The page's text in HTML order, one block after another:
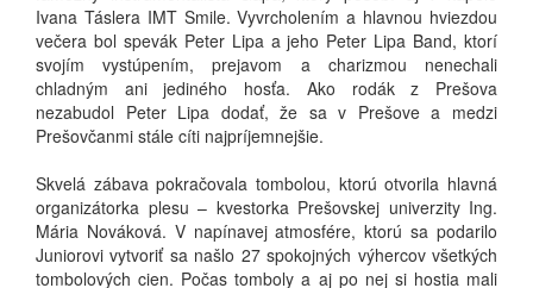
Ivana Táslera IMT Smile. Vyvrcholením a hlavnou hviezdou
večera bol spevák Peter Lipa a jeho Peter Lipa Band, ktorí
svojím vystúpením, prejavom a charizmou nenechali
chladným ani jediného hosťa. Ako rodák z Prešova
nezabudol Peter Lipa dodať, že sa v Prešove a medzi
Prešovčanmi stále cíti najpríjemnejšie.
Skvelá zábava pokračovala tombolou, ktorú otvorila hlavná
organizátorka plesu – kvestorka Prešovskej univerzity Ing.
Mária Nováková. V napínavej atmosfére, ktorú sa podarilo
Juniorovi vytvoriť sa našlo 27 spokojných výhercov všetkých
tombolových cien. Počas tomboly a aj po nej si hostia mali